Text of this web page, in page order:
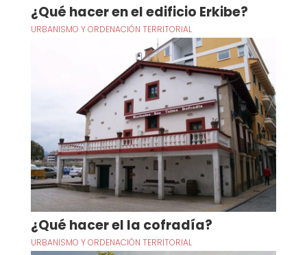
¿Qué hacer en el edificio Erkibe?
URBANISMO Y ORDENACIÓN TERRITORIAL
¿Qué hacer el la cofradía?
URBANISMO Y ORDENACIÓN TERRITORIAL